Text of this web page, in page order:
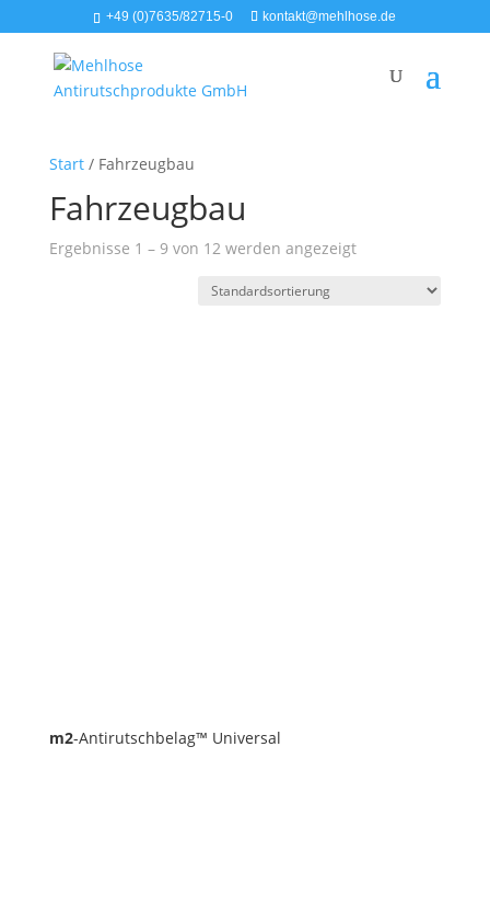
+49 (0)7635/82715-0 kontakt@mehlhose.de
Start/ Fahrzeugbau
Fahrzeugbau
Ergebnisse 1 – 9 von 12 werden angezeigt
m2-Antirutschbelag™ Universal